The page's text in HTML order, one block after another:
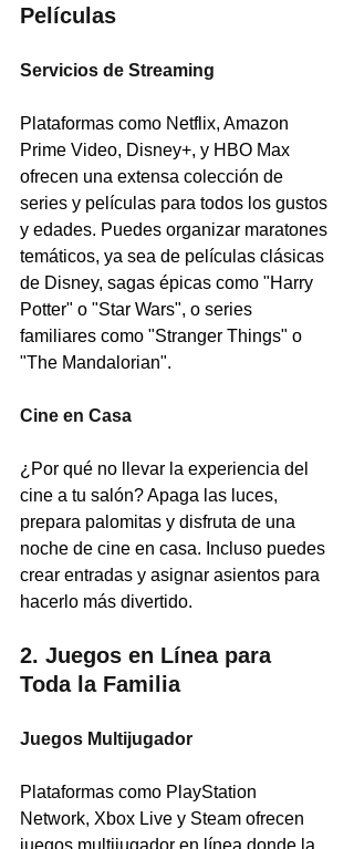
Películas
Servicios de Streaming
Plataformas como Netflix, Amazon
Prime Video, Disney+, y HBO Max
ofrecen una extensa colección de
series y películas para todos los gustos
y edades. Puedes organizar maratones
temáticos, ya sea de películas clásicas
de Disney, sagas épicas como "Harry
Potter" o "Star Wars", o series
familiares como "Stranger Things" o
"The Mandalorian".
Cine en Casa
¿Por qué no llevar la experiencia del
cine a tu salón? Apaga las luces,
prepara palomitas y disfruta de una
noche de cine en casa. Incluso puedes
crear entradas y asignar asientos para
hacerlo más divertido.
2. Juegos en Línea para
Toda la Familia
Juegos Multijugador
Plataformas como PlayStation
Network, Xbox Live y Steam ofrecen
juegos multijugador en línea donde la